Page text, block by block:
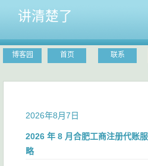
讲清楚了
博客园 首页 联系
2026年8月7日
2026 年 8 月合肥工商注册代账
略